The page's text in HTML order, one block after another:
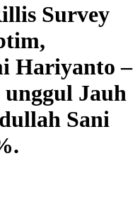
Survey
Hariyanto –
Jauh
Sani